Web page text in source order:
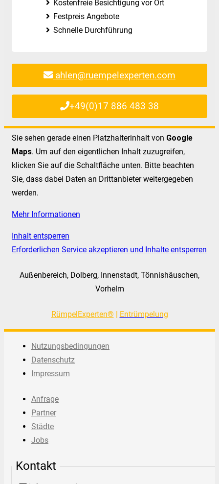
Kostenfreie Besichtigung vor Ort
Festpreis Angebote
Schnelle Durchführung
ahlen@ruempelexperten.com
+49(0)17 886 483 38
Sie sehen gerade einen Platzhalterinhalt von Google
Maps. Um auf den eigentlichen Inhalt zuzugreifen,
klicken Sie auf die Schaltfläche unten. Bitte beachten
Sie, dass dabei Daten an Drittanbieter weitergegeben
werden.
Mehr Informationen
Inhalt entsperren
Erforderlichen Service akzeptieren und Inhalte entsperren
Außenbereich, Dolberg, Innenstadt, Tönnishäuschen,
Vorhelm
RümpelExperten® Entrümpelung
Nutzungsbedingungen
Datenschutz
Impressum
Anfrage
Partner
Städte
Jobs
Kontakt